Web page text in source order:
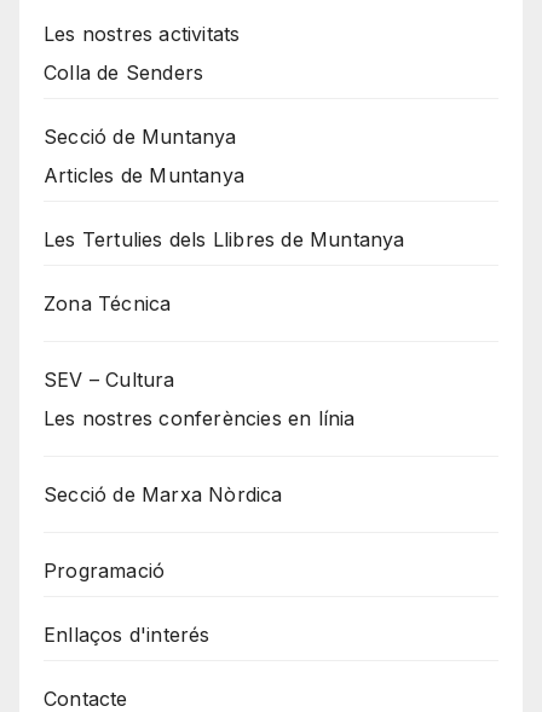
Les nostres activitats
Colla de Senders
Secció de Muntanya
Articles de Muntanya
Les Tertulies dels Llibres de Muntanya
Zona Técnica
SEV – Cultura
Les nostres conferències en línia
Secció de Marxa Nòrdica
Programació
Enllaços d'interés
Contacte